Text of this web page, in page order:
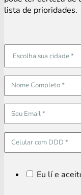
lista de prioridades.
Eu lí e